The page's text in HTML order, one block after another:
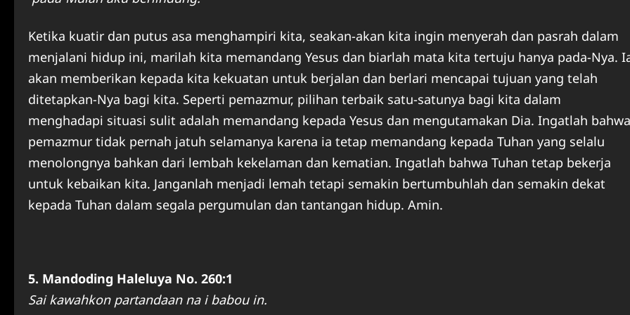
Ketika kuatir dan putus asa menghampiri kita, seakan-akan kita ingin menyerah dan pasrah dalam
menjalani hidup ini, marilah kita memandang Yesus dan biarlah mata kita tertuju hanya pada-Nya.
akan memberikan kepada kita kekuatan untuk berjalan dan berlari mencapai tujuan yang telah
ditetapkan-Nya bagi kita. Seperti pemazmur, pilihan terbaik satu-satunya bagi kita dalam
menghadapi situasi sulit adalah memandang kepada Yesus dan mengutamakan Dia. Ingatlah bahwa
pemazmur tidak pernah jatuh selamanya karena ia tetap memandang kepada Tuhan yang selalu
menolongnya bahkan dari lembah kekelaman dan kematian. Ingatlah bahwa Tuhan tetap bekerja
untuk kebaikan kita. Janganlah menjadi lemah tetapi semakin bertumbuhlah dan semakin dekat
kepada Tuhan dalam segala pergumulan dan tantangan hidup. Amin.
5. Mandoding Haleluya No. 260:1
Sai kawahkon partandaan na i babou in.